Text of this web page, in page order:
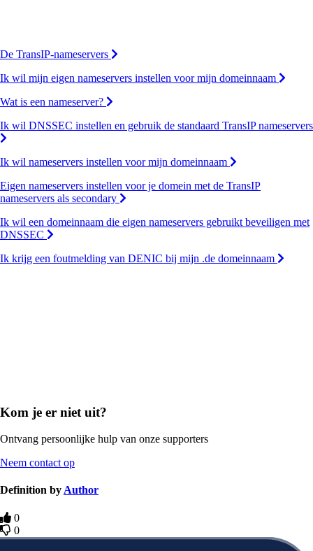
De TransIP-nameservers
Ik wil mijn eigen nameservers instellen voor mijn domeinnaam
Wat is een nameserver?
Ik wil DNSSEC instellen en gebruik de standaard TransIP nameservers
Ik wil nameservers instellen voor mijn domeinnaam
Eigen nameservers instellen voor je domein met de TransIP
nameservers als secondary
Ik wil een domeinnaam die eigen nameservers gebruikt beveiligen met
DNSSEC
Ik krijg een foutmelding van DENIC bij mijn .de domeinnaam
Kom je er niet uit?
Ontvang persoonlijke hulp van onze supporters
Neem contact op
Definition byAuthor
0
0